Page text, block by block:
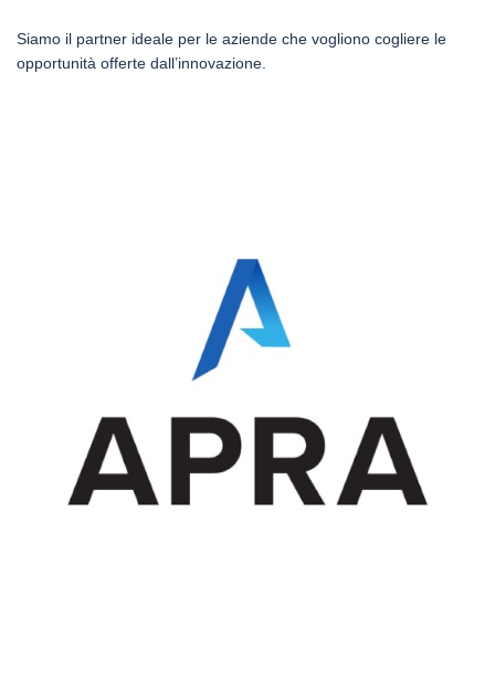
Siamo il partner ideale per le aziende che vogliono cogliere le
opportunità offerte dall’innovazione.